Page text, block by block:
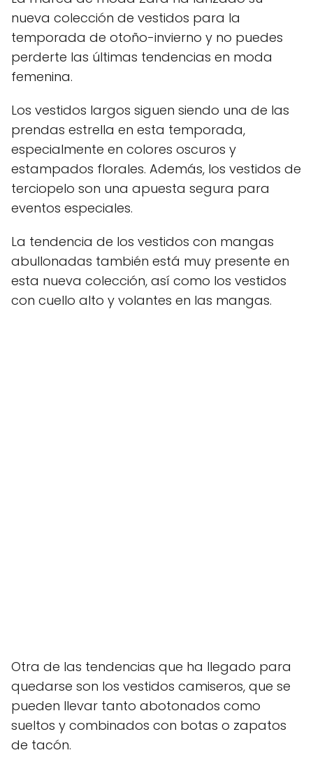
nueva colección de vestidos para la
temporada de otoño-invierno y no puedes
perderte las últimas tendencias en moda
femenina.
Los vestidos largos siguen siendo una de las
prendas estrella en esta temporada,
especialmente en colores oscuros y
estampados florales. Además, los vestidos de
terciopelo son una apuesta segura para
eventos especiales.
La tendencia de los vestidos con mangas
abullonadas también está muy presente en
esta nueva colección, así como los vestidos
con cuello alto y volantes en las mangas.
Otra de las tendencias que ha llegado para
quedarse son los vestidos camiseros, que se
pueden llevar tanto abotonados como
sueltos y combinados con botas o zapatos
de tacón.